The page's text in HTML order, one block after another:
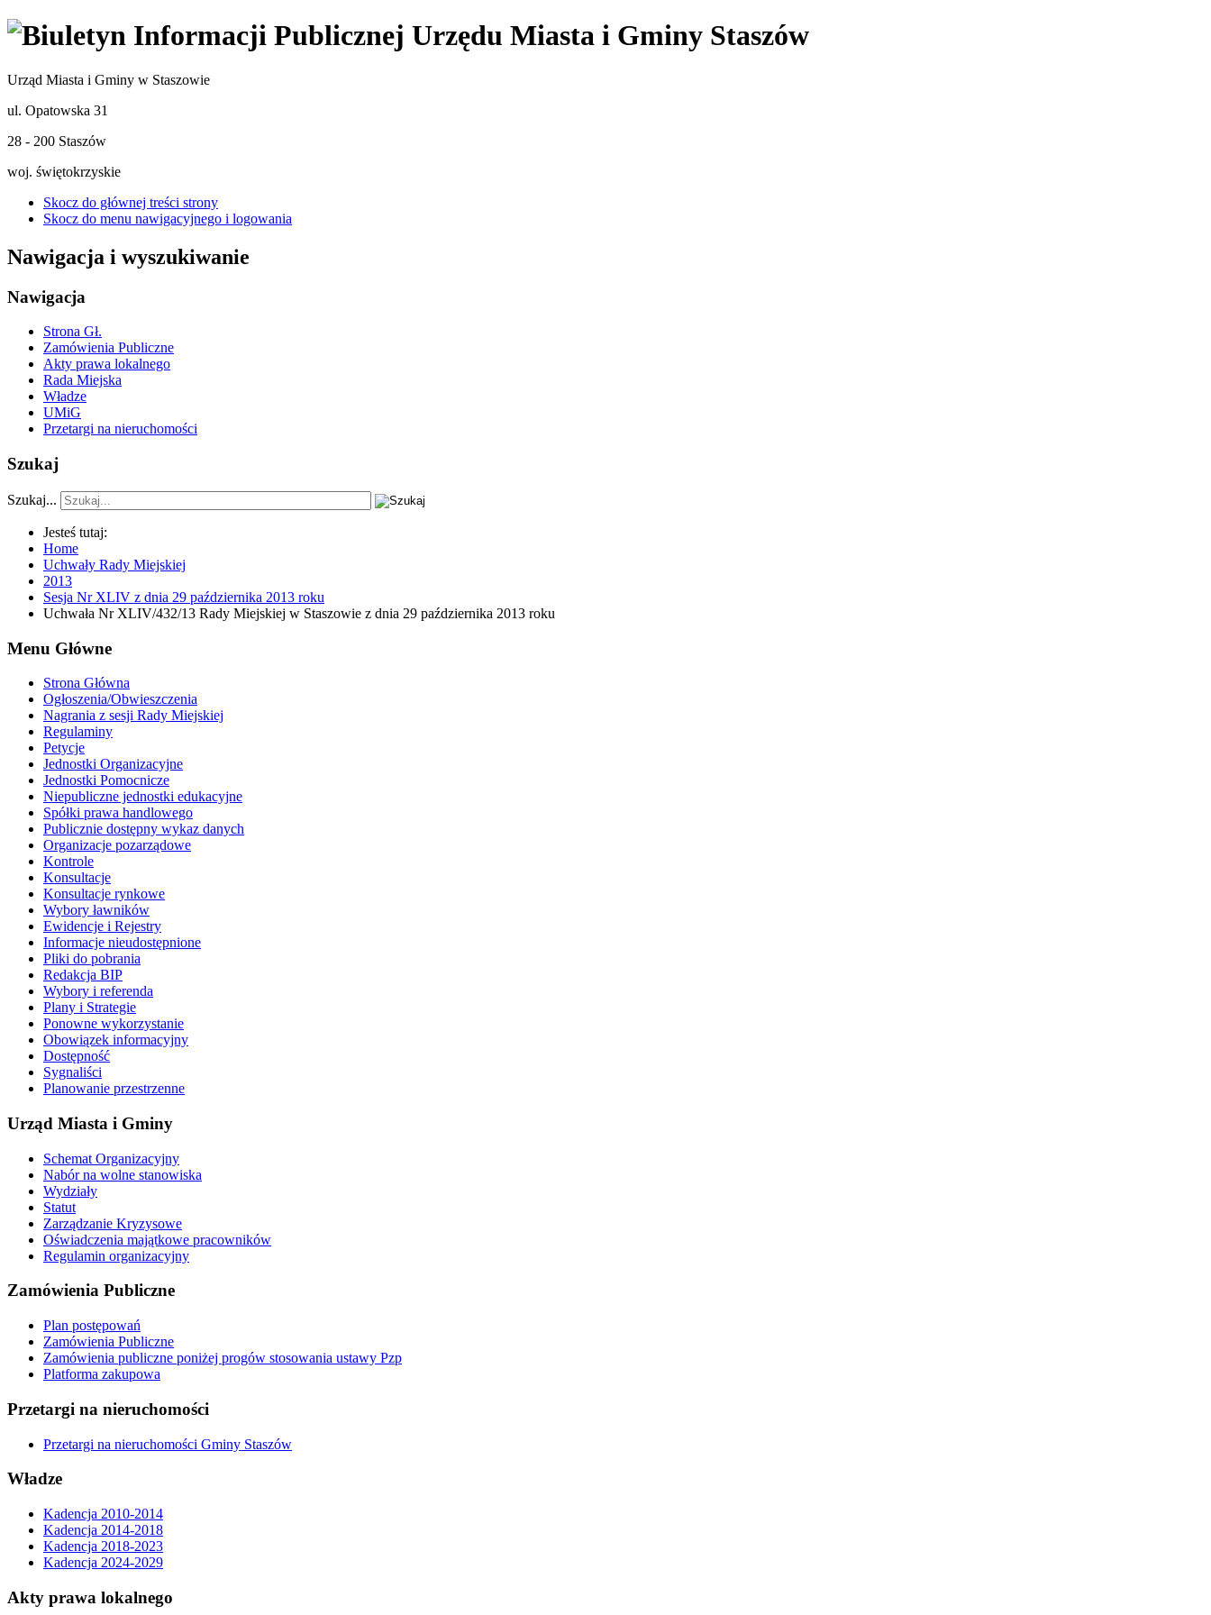
Urząd Miasta i Gminy w Staszowie
ul. Opatowska 31
28 - 200 Staszów
woj. świętokrzyskie
Skocz do głównej treści strony
Skocz do menu nawigacyjnego i logowania
Nawigacja i wyszukiwanie
Nawigacja
Strona Gł.
Zamówienia Publiczne
Akty prawa lokalnego
Rada Miejska
Władze
UMiG
Przetargi na nieruchomości
Szukaj
Szukaj...
Jesteś tutaj:
Home
Uchwały Rady Miejskiej
2013
Sesja Nr XLIV z dnia 29 października 2013 roku
Uchwała Nr XLIV/432/13 Rady Miejskiej w Staszowie z dnia 29 października 2013 roku
Menu Główne
Strona Główna
Ogłoszenia/Obwieszczenia
Nagrania z sesji Rady Miejskiej
Regulaminy
Petycje
Jednostki Organizacyjne
Jednostki Pomocnicze
Niepubliczne jednostki edukacyjne
Spółki prawa handlowego
Publicznie dostępny wykaz danych
Organizacje pozarządowe
Kontrole
Konsultacje
Konsultacje rynkowe
Wybory ławników
Ewidencje i Rejestry
Informacje nieudostępnione
Pliki do pobrania
Redakcja BIP
Wybory i referenda
Plany i Strategie
Ponowne wykorzystanie
Obowiązek informacyjny
Dostępność
Sygnaliści
Planowanie przestrzenne
Urząd Miasta i Gminy
Schemat Organizacyjny
Nabór na wolne stanowiska
Wydziały
Statut
Zarządzanie Kryzysowe
Oświadczenia majątkowe pracowników
Regulamin organizacyjny
Zamówienia Publiczne
Plan postępowań
Zamówienia Publiczne
Zamówienia publiczne poniżej progów stosowania ustawy Pzp
Platforma zakupowa
Przetargi na nieruchomości
Przetargi na nieruchomości Gminy Staszów
Władze
Kadencja 2010-2014
Kadencja 2014-2018
Kadencja 2018-2023
Kadencja 2024-2029
Akty prawa lokalnego